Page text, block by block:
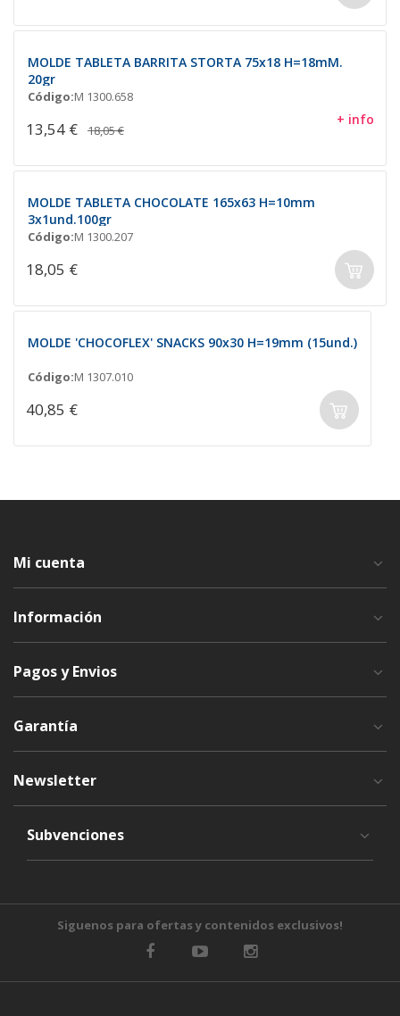
MOLDE TABLETA BARRITA STORTA 75x18 H=18mM.
20gr
Código:M 1300.658
13,54 € 18,05 €
+ info
MOLDE TABLETA CHOCOLATE 165x63 H=10mm
3x1und.100gr
Código:M 1300.207
18,05 €
MOLDE 'CHOCOFLEX' SNACKS 90x30 H=19mm (15und.)
Código:M 1307.010
40,85 €
Mi cuenta
Información
Pagos y Envios
Garantía
Newsletter
Subvenciones
Siguenos para ofertas y contenidos exclusivos!